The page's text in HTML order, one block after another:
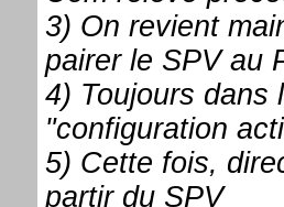
3) On revient
pairer le SPV au
4) Toujours dans
"configuration
5) Cette fois,
partir du SPV